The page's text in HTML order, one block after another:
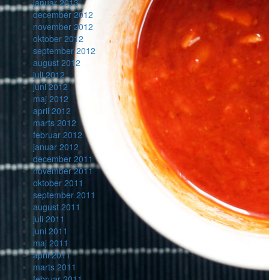
januar 2013
december 2012
november 2012
oktober 2012
september 2012
august 2012
juli 2012
juni 2012
maj 2012
april 2012
marts 2012
februar 2012
januar 2012
december 2011
november 2011
oktober 2011
september 2011
august 2011
juli 2011
juni 2011
maj 2011
april 2011
marts 2011